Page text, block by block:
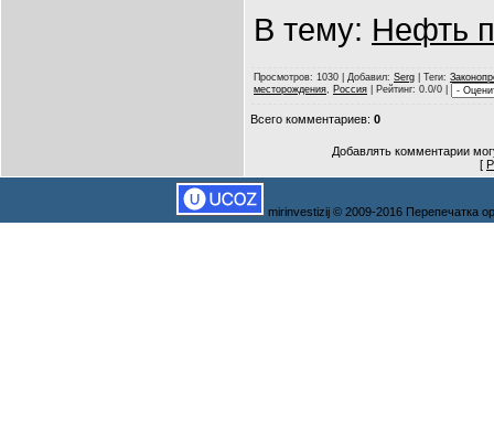
В тему: Нефть
Просмотров: 1030 | Добавил: Serg Теги:
месторождения, Россия Рейтинг: 0.0/0 |
Всего комментариев: 0
Добавлять комментарии
[
mirinvestizij © 2009-2016 Перепечатка